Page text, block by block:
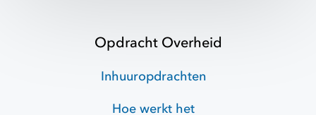
Opdracht Overheid
Inhuuropdrachten
Hoe werkt het